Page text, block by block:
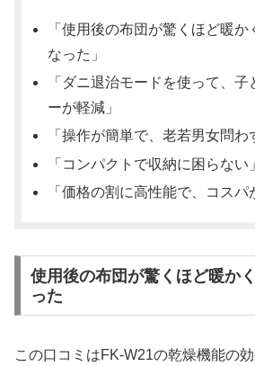
「使用後の布団が驚くほど暖か
なった」
「ダニ退治モードを使って、
ーが軽減」
「操作が簡単で、老若男女問わ
「コンパクトで収納に困らない」
「価格の割に高性能で、コスパ
使用後の布団が驚くほど暖か
った
この口コミはFK-W21の乾燥機能の